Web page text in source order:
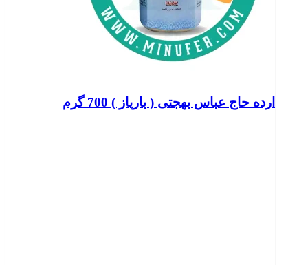
ارده حاج عباس بهجتی ( بارپاز ) 700 گرم